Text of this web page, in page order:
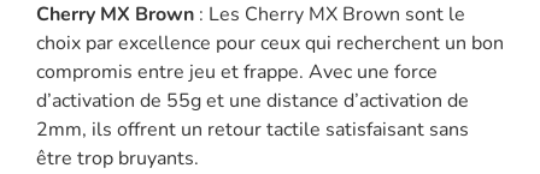
Cherry MX Brown : Les Cherry MX Brown sont le
choix par excellence pour ceux qui recherchent un bon
compromis entre jeu et frappe. Avec une force
d’activation de 55g et une distance d’activation de
2mm, ils offrent un retour tactile satisfaisant sans
être trop bruyants.